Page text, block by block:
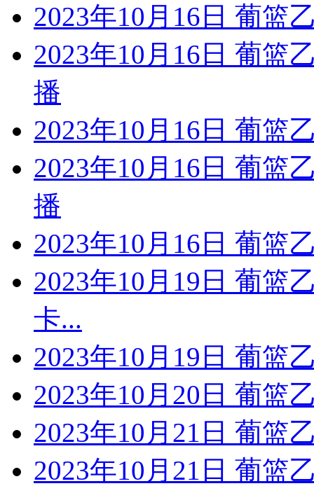
2023年10月16日 葡篮
2023年10月16日 葡篮
播
2023年10月16日 葡篮
2023年10月16日 葡篮
播
2023年10月16日 葡篮
2023年10月19日 葡篮
卡...
2023年10月19日 葡篮
2023年10月20日 葡篮
2023年10月21日 葡篮
2023年10月21日 葡篮